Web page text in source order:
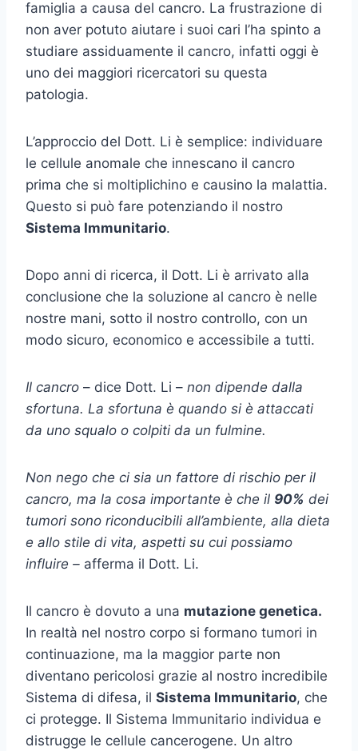
famiglia a causa del cancro. La frustrazione di
non aver potuto aiutare i suoi cari l’ha spinto a
studiare assiduamente il cancro, infatti oggi è
uno dei maggiori ricercatori su questa
patologia.
L’approccio del Dott. Li è semplice: individuare
le cellule anomale che innescano il cancro
prima che si moltiplichino e causino la malattia.
Questo si può fare potenziando il nostro
Sistema Immunitario.
Dopo anni di ricerca, il Dott. Li è arrivato alla
conclusione che la soluzione al cancro è nelle
nostre mani, sotto il nostro controllo, con un
modo sicuro, economico e accessibile a tutti.
Il cancro – dice Dott. Li – non dipende dalla
sfortuna. La sfortuna è quando si è attaccati
da uno squalo o colpiti da un fulmine.
Non nego che ci sia un fattore di rischio per il
cancro, ma la cosa importante è che il 90% dei
tumori sono riconducibili all’ambiente, alla dieta
e allo stile di vita, aspetti su cui possiamo
influire – afferma il Dott. Li.
Il cancro è dovuto a una mutazione genetica.
In realtà nel nostro corpo si formano tumori in
continuazione, ma la maggior parte non
diventano pericolosi grazie al nostro incredibile
Sistema di difesa, il Sistema Immunitario, che
ci protegge. Il Sistema Immunitario individua e
distrugge le cellule cancerogene. Un altro